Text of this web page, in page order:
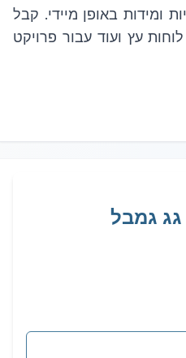
ומידות באופן מיידי. קבל
עץ ועוד עבור פרויקט
גמבל